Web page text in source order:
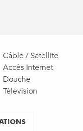
Câble / Satellite
Accès Internet
Douche
Télévision